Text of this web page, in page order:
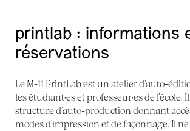
printlab : informations
réservations
Le M-11 PrintLab est un atelier d’auto-
les étudiant·es et professeur·es de l’école.
structure d’auto-production donnant
modes d’impression et de façonnage. Il ne